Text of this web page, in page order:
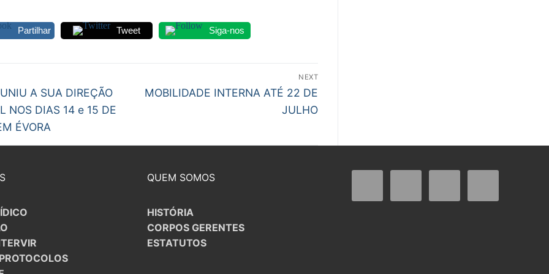
Partilhar Tweet Siga-nos
A SUA DIREÇÃO
NOS DIAS 14 e 15 DE
ÉVORA
NEXT
Next
MOBILIDADE INTERNA ATÉ 22 DE
JULHO
QUEM SOMOS
HISTÓRIA
CORPOS GERENTES
ESTATUTOS